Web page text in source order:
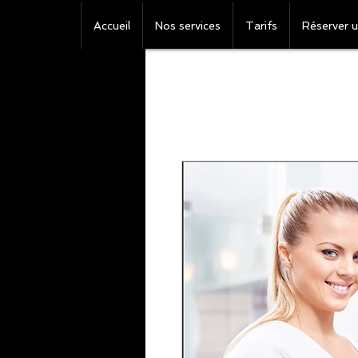
Accueil Nos services Tarifs Réserver